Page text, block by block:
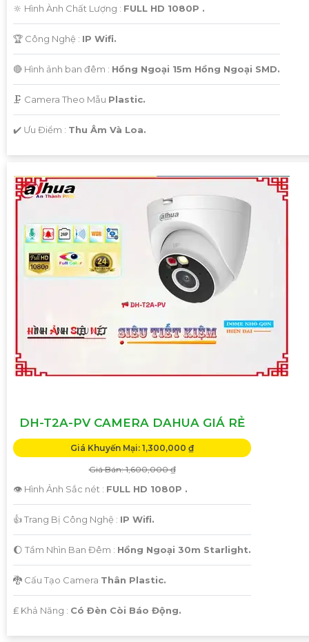
🔆 Hình Ành Chất Lượng : FULL HD 1080P .
🏆 Công Nghệ : IP Wifi.
🔴 Hình ảnh ban đêm : Hồng Ngoại 15m Hồng Ngoại SMD.
🗜️ Camera Theo Mẫu Plastic.
️✔️ Ưu Điểm : Thu Âm Và Loa.
DH-T2A-PV CAMERA DAHUA GIÁ RẺ
Giá Khuyến Mại: 1,300,000 ₫
Giá Bán: 1,600,000 ₫
👁 Hình Ảnh Sắc nét : FULL HD 1080P .
👍 Trang Bị Công Nghệ : IP Wifi.
🌔 Tầm Nhìn Ban Đêm : Hồng Ngoại 30m Starlight.
🐉️ Cấu Tạo Camera Thân Plastic.
️₤ Khả Năng : Có Ðèn Còi Báo Động.